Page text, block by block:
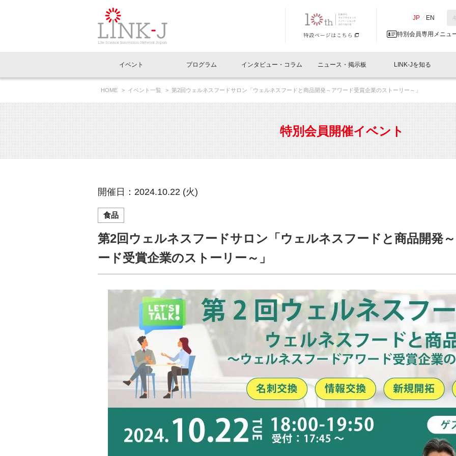
JP EN
特別会員専用メニュ
イベントお知らせメール登録
閉じる
イベント
イベント一覧
LINK-J主催・共催 特別会員開催
LINK-J協賛・協力 出展・参加
イベントレポート一覧
LINK-J主催・共催
LINK-J協賛・協力
プログラム
Out of Box相談室 What's "UNIKORN"？
インタビュー・コラム
インタビュー・コラム一覧
スペシャルインタビュー ベンチャーインタビュー 会報
連載コラム サポーターコラム 日本
ニュース・掲示板
ニュース一覧
トピック プレスリリース
メディア情報 海外関連
協賛・協力
人と情報の交流掲示板一覧
会員プレスリリース
募集
LINK-Jを知る
理事長挨拶 Why in Nihonbashi
国内外連携 サポーター紹介 事業
組織概要 パンフレット GTB
特別会員一覧 特別会員について 入会
専用メニューはこちら
ラウンジ・会議室 オフィス・ラボ 施設
アクセス
HOME イベント一覧 第2回ウェルネスフードサロン「ウェルネスフードと商品開発～アワード受賞企業のストーリー～」
特別会員開催イベント
開催日：2024.10.22 (火)
食品
第2回ウェルネスフードサロン「ウェルネスフードと商品開発
ード受賞企業のストーリー～」